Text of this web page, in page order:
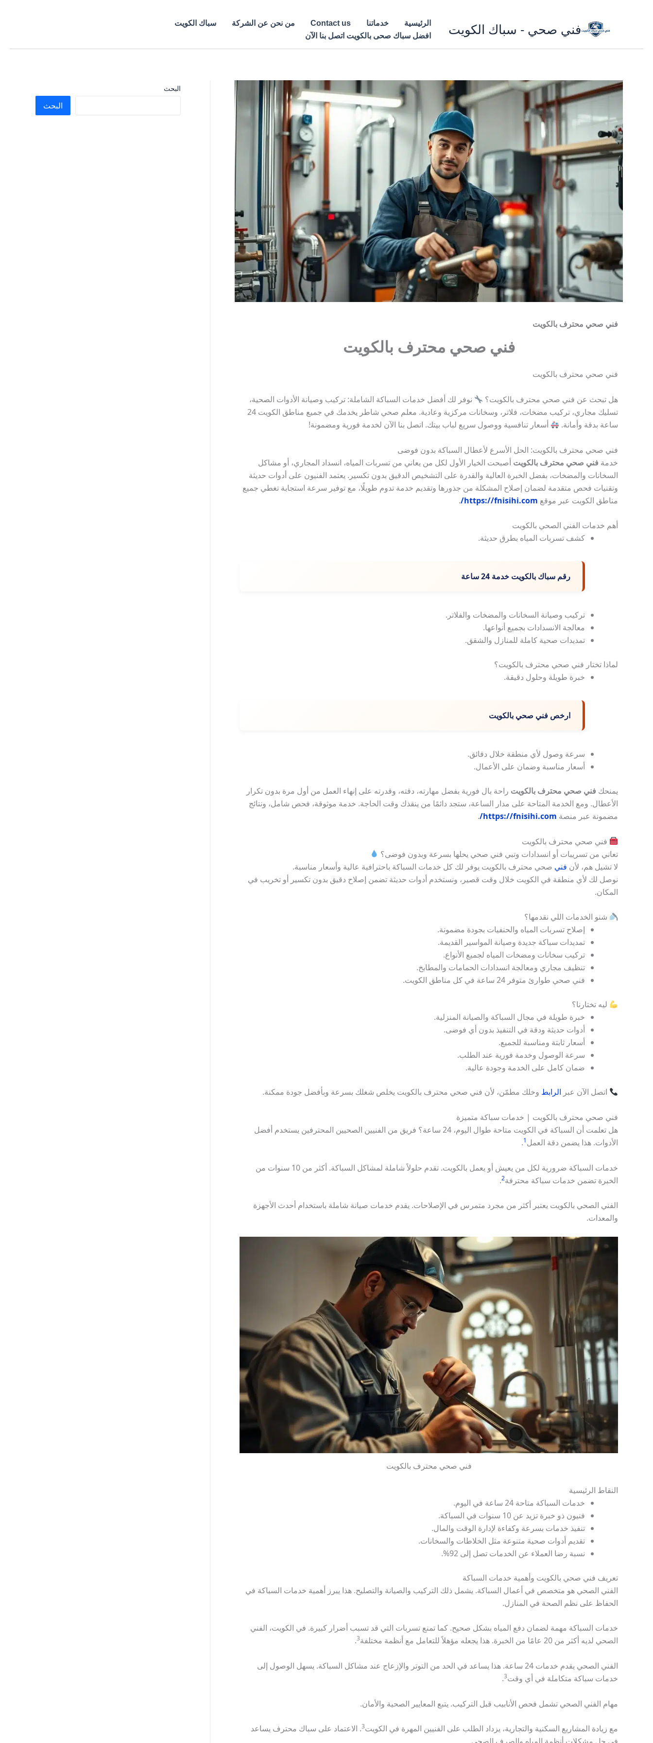
فني صحي - سباك الكويت الرئيسية خدماتنا Contact us من نحن عن الشركة
سباك الكويت
افضل سباك صحى بالكويت اتصل بنا الآن
فني صحي محترف بالكويت
فني صحي محترف بالكويت
فني صحي محترف بالكويت
هل تبحث عن فني صحي محترف بالكويت؟
نوفر لك أفضل خدمات السباكة الشاملة: تركيب وصيانة الأدوات الصحية،
تسليك مجاري، تركيب مضخات، فلاتر، وسخانات مركزية وعادية. معلم صحي شاطر يخدمك في جميع مناطق الكويت 24
ساعة بدقة وأمانة.
أسعار تنافسية ووصول سريع لباب بيتك. اتصل بنا الآن لخدمة فورية ومضمونة!
فني صحي محترف بالكويت: الحل الأسرع لأعطال السباكة بدون فوضى
خدمة فني صحي محترف بالكويت أصبحت الخيار الأول لكل من يعاني من تسربات المياه، انسداد المجاري، أو مشاكل
السخانات والمضخات، بفضل الخبرة العالية والقدرة على التشخيص الدقيق بدون تكسير. يعتمد الفنيون على أدوات حديثة
وتقنيات فحص متقدمة لضمان إصلاح المشكلة من جذورها وتقديم خدمة تدوم طويلًا، مع توفير سرعة استجابة تغطي جميع
مناطق الكويت عبر موقع https://fnisihi.com/
.
أهم خدمات الفني الصحي بالكويت
كشف تسربات المياه بطرق حديثة.
رقم سباك بالكويت خدمة 24 ساعة
تركيب وصيانة السخانات والمضخات والفلاتر.
معالجة الانسدادات بجميع أنواعها.
تمديدات صحية كاملة للمنازل والشقق.
لماذا تختار فني صحي محترف بالكويت؟
خبرة طويلة وحلول دقيقة.
ارخص فني صحي بالكويت
سرعة وصول لأي منطقة خلال دقائق.
أسعار مناسبة وضمان على الأعمال.
يمنحك فني صحي محترف بالكويت راحة بال فورية بفضل مهارته، دقته، وقدرته على إنهاء العمل من أول مرة بدون تكرار
الأعطال. ومع الخدمة المتاحة على مدار الساعة، ستجد دائمًا من ينقذك وقت الحاجة. خدمة موثوقة، فحص شامل، ونتائج
مضمونة عبر منصة https://fnisihi.com/
.
فني صحي محترف بالكويت
تعاني من تسريبات أو انسدادات وتبي فني صحي يحلها بسرعة وبدون فوضى؟
لا تشيل هم، لأن فني صحي محترف بالكويت يوفر لك كل خدمات السباكة باحترافية عالية وأسعار مناسبة.
نوصل لك لأي منطقة في الكويت خلال وقت قصير، ونستخدم أدوات حديثة تضمن إصلاح دقيق بدون تكسير أو تخريب في
المكان.
شنو الخدمات اللي نقدمها؟
إصلاح تسربات المياه والحنفيات بجودة مضمونة.
تمديدات سباكة جديدة وصيانة المواسير القديمة.
تركيب سخانات ومضخات المياه لجميع الأنواع.
تنظيف مجاري ومعالجة انسدادات الحمامات والمطابخ.
فني صحي طوارئ متوفر 24 ساعة في كل مناطق الكويت.
ليه تختارنا؟
خبرة طويلة في مجال السباكة والصيانة المنزلية.
أدوات حديثة ودقة في التنفيذ بدون أي فوضى.
أسعار ثابتة ومناسبة للجميع.
سرعة الوصول وخدمة فورية عند الطلب.
ضمان كامل على الخدمة وجودة عالية.
اتصل الآن عبر الرابط وخلك مطمّن، لأن فني صحي محترف بالكويت يخلص شغلك بسرعة وبأفضل جودة ممكنة.
فني صحي محترف بالكويت | خدمات سباكة متميزة
هل تعلمت أن السباكة في الكويت متاحة طوال اليوم، 24 ساعة؟ فريق من الفنيين الصحيين المحترفين يستخدم أفضل
الأدوات. هذا يضمن دقة العمل1
.
خدمات السباكة ضرورية لكل من يعيش أو يعمل بالكويت. تقدم حلولاً شاملة لمشاكل السباكة. أكثر من 10 سنوات من
الخبرة تضمن خدمات سباكة محترفة2
.
الفني الصحي بالكويت يعتبر أكثر من مجرد متمرس في الإصلاحات. يقدم خدمات صيانة شاملة باستخدام أحدث الأجهزة
والمعدات.
فني صحي محترف بالكويت
النقاط الرئيسية
خدمات السباكة متاحة 24 ساعة في اليوم.
فنيون ذو خبرة تزيد عن 10 سنوات في السباكة.
تنفيذ خدمات بسرعة وكفاءة لإدارة الوقت والمال.
تقديم أدوات صحية متنوعة مثل الخلاطات والسخانات.
نسبة رضا العملاء عن الخدمات تصل إلى 92%.
تعريف فني صحي بالكويت وأهمية خدمات السباكة
الفني الصحي هو متخصص في أعمال السباكة. يشمل ذلك التركيب والصيانة والتصليح. هذا يبرز أهمية خدمات السباكة في
الحفاظ على نظم الصحة في المنازل.
خدمات السباكة مهمة لضمان دفع المياه بشكل صحيح. كما تمنع تسربات التي قد تسبب أضرار كبيرة. في الكويت، الفني
الصحي لديه أكثر من 20 عامًا من الخبرة. هذا يجعله مؤهلاً للتعامل مع أنظمة مختلفة
3
.
الفني الصحي يقدم خدمات 24 ساعة. هذا يساعد في الحد من التوتر والإزعاج عند مشاكل السباكة. يسهل الوصول إلى
خدمات سباكة متكاملة في أي وقت3
.
مهام الفني الصحي تشمل فحص الأنابيب قبل التركيب. يتبع المعايير الصحية والأمان.
مع زيادة المشاريع السكنية والتجارية، يزداد الطلب على الفنيين المهرة في الكويت3. الاعتماد على سباك محترف يساعد
البحث
البحث